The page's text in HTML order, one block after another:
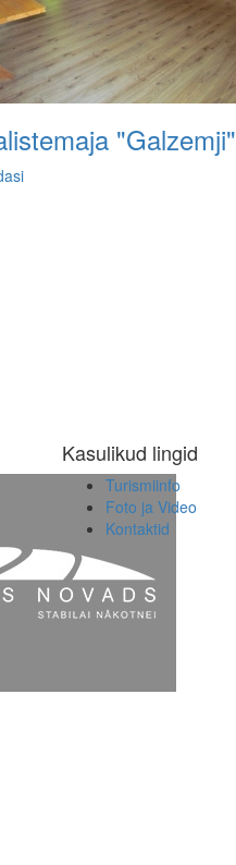
"Galzemji"
Kasulikud lingid
Turismiinfo
Foto ja Video
Kontaktid